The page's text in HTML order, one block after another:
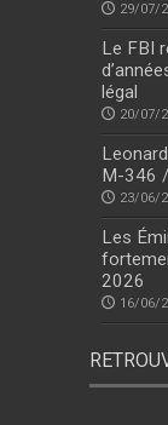
29/07/
Le FBI
légal
20/07/
M-346 /
23/06/
Les
2026
16/06/